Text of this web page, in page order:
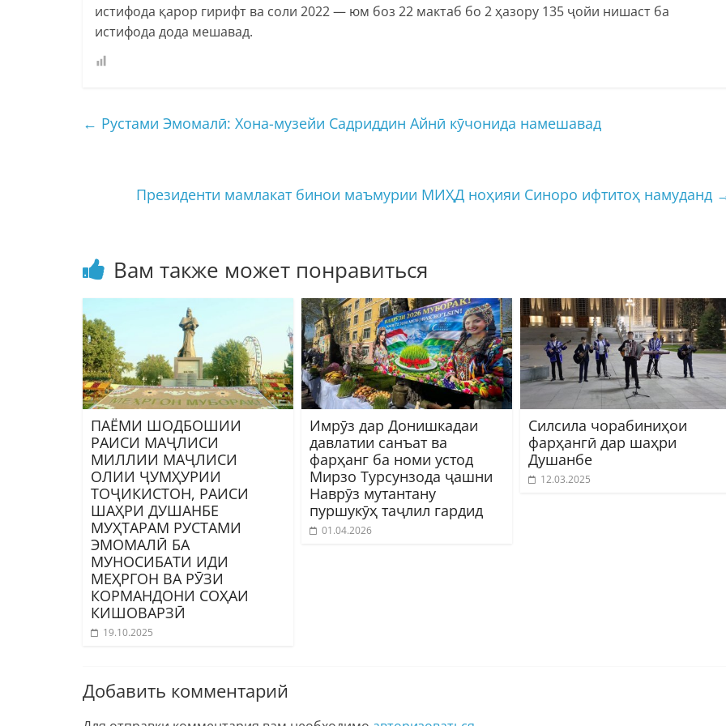
истифода қарор гирифт ва соли 2022 — юм боз 22 мактаб бо 2 ҳазору 135 ҷойи нишаст ба
истифода дода мешавад.
← Рустами Эмомалӣ: Хона-музейи Садриддин Айнӣ кӯчонида намешавад
Президенти мамлакат бинои маъмурии МИҲД ноҳияи Синоро ифтитоҳ намуданд
Вам также может понравиться
ПАЁМИ ШОДБОШИИ
РАИСИ МАҶЛИСИ
МИЛЛИИ МАҶЛИСИ
ОЛИИ ҶУМҲУРИИ
ТОҶИКИСТОН, РАИСИ
ШАҲРИ ДУШАНБЕ
МУҲТАРАМ РУСТАМИ
ЭМОМАЛӢ БА
МУНОСИБАТИ ИДИ
МЕҲРГОН ВА РӮЗИ
КОРМАНДОНИ СОҲАИ
КИШОВАРЗӢ
19.10.2025
Имрӯз дар Донишкадаи
давлатии санъат ва
фарҳанг ба номи устод
Мирзо Турсунзода ҷашни
Наврӯз мутантану
пуршукӯҳ таҷлил гардид
01.04.2026
Силсила чорабиниҳои
фарҳангӣ дар шаҳри
Душанбе
12.03.2025
Добавить комментарий